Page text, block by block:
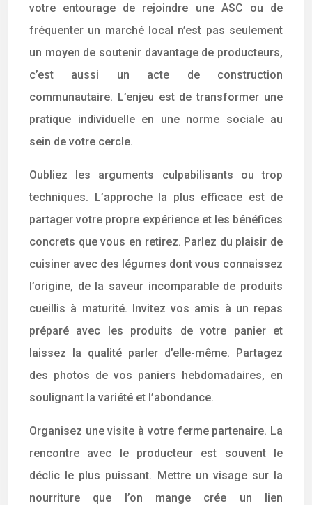
votre entourage de rejoindre une ASC ou de
fréquenter un marché local n’est pas seulement
un moyen de soutenir davantage de producteurs,
c’est aussi un acte de construction
communautaire. L’enjeu est de transformer une
pratique individuelle en une norme sociale au
sein de votre cercle.
Oubliez les arguments culpabilisants ou trop
techniques. L’approche la plus efficace est de
partager votre propre expérience et les bénéfices
concrets que vous en retirez. Parlez du plaisir de
cuisiner avec des légumes dont vous connaissez
l’origine, de la saveur incomparable de produits
cueillis à maturité. Invitez vos amis à un repas
préparé avec les produits de votre panier et
laissez la qualité parler d’elle-même. Partagez
des photos de vos paniers hebdomadaires, en
soulignant la variété et l’abondance.
Organisez une visite à votre ferme partenaire. La
rencontre avec le producteur est souvent le
déclic le plus puissant. Mettre un visage sur la
nourriture que l’on mange crée un lien